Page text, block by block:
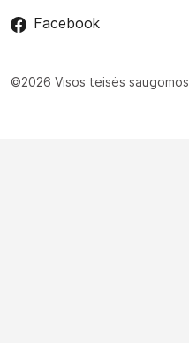
Facebook
©2026 Visos teisės saugomos